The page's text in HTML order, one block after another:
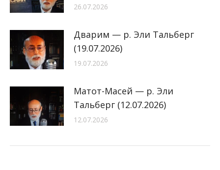
26.07.2026
Дварим — р. Эли Тальберг
(19.07.2026)
19.07.2026
Матот-Масей — р. Эли
Тальберг (12.07.2026)
12.07.2026